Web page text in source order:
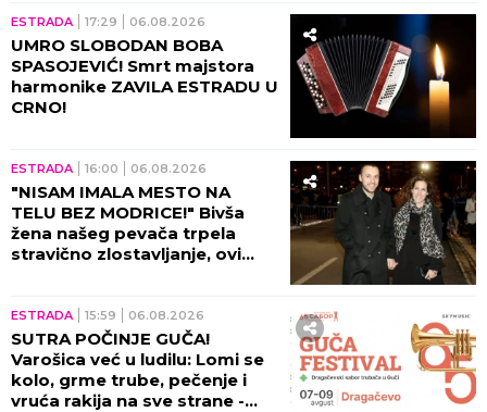
influenserku (27) pokosila
RETKA PODMUKLA BOLEST,
oproštajna poruka REŽE KAO
ŽILET!
ESTRADA
pokazala pravo lice - usledio
ŠOK posle nastupa!
ESTRADA 21:00 06.08.2026
odnosima porodice s
Anastasijom, Vanja se obratila
malom Ilijanu: AKO JE DETE
PAMETNO...
ESTRADA 20:00 06.08.2026